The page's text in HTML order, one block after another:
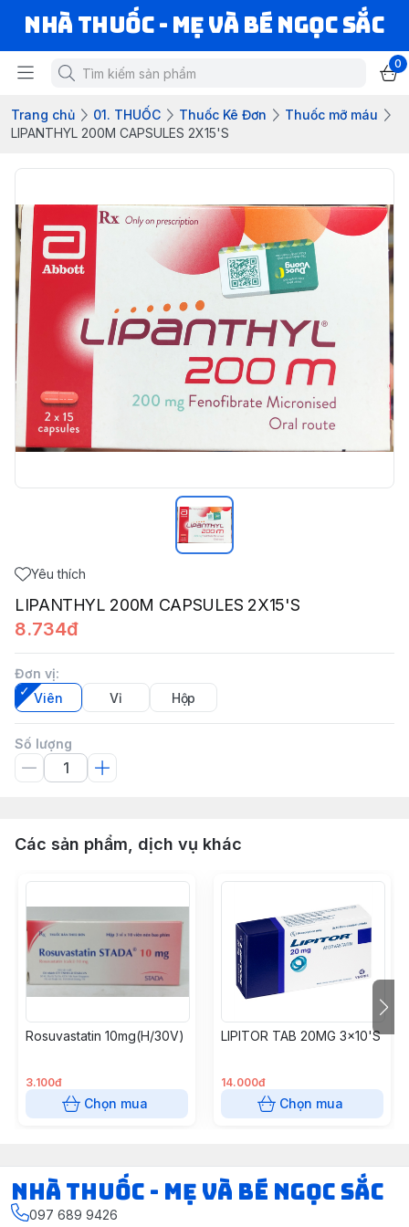
Nhà Thuốc - Mẹ và Bé Ngọc Sắc
0
Trang chủ 01. THUỐC Thuốc Kê Đơn
Thuốc mỡ máu
LIPANTHYL 200M CAPSULES 2X15'S
Yêu thích
LIPANTHYL 200M CAPSULES 2X15'S
8.734đ
Đơn vị:
Viên
Vỉ Hộp
Số lượng
Các sản phẩm, dịch vụ khác
Rosuvastatin 10mg(H/30V)
3.100đ
Chọn mua
LIPITOR TAB 20MG 3x10'S
14.000đ
Chọn mua
Nhà Thuốc - Mẹ và Bé Ngọc Sắc
097 689 9426